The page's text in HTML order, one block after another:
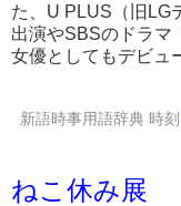
た、U PLUS（旧LG
出演やSBSのドラマ
女優としてもデビュ
新語時事用語辞典 時
ねこ休み展